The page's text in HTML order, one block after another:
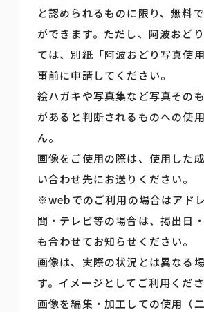
と認められるものに限り、無料
ができます。ただし、阿波おど
ては、別紙「阿波おどり写真使
事前に申請してください。
絵ハガキや写真集など写真その
があると判断されるものへの使
ん。
画像をご使用の際は、使用した
い合わせ先にお送りください。
※webでのご利用の場合はアド
聞・テレビ等の場合は、掲出日
も合わせてお知らせください。
画像は、実際の状況とは異なる
す。イメージとしてご利用くださ
画像を編集・加工しての使用（